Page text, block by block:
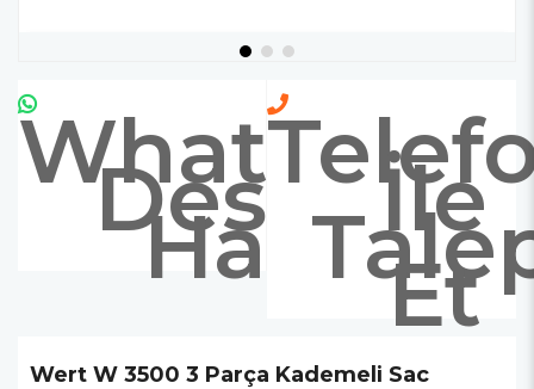
Whatsapp
Destek
Hattıİle
Et
Wert W 3500 3 Parça Kademeli Sac